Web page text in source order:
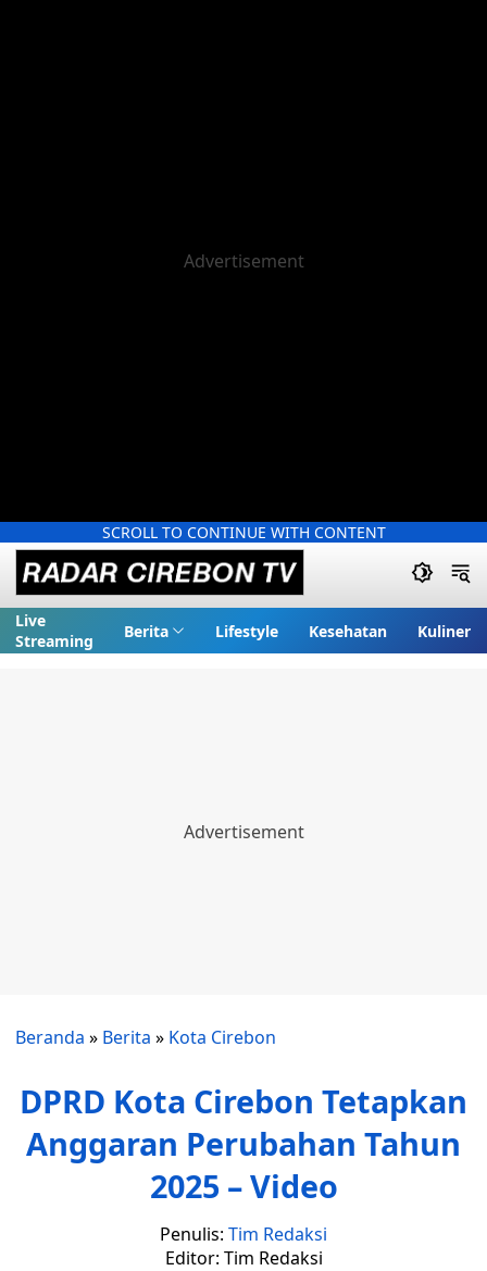
SCROLL TO CONTINUE WITH CONTENT
Live
Streaming
Berita Lifestyle Kesehatan Kuliner
Beranda » Berita » Kota Cirebon
DPRD Kota Cirebon Tetapkan
Anggaran Perubahan Tahun
2025 – Video
Penulis: Tim Redaksi
Editor: Tim Redaksi